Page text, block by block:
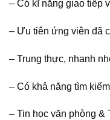
– Có kĩ năng giao tiếp
– Ưu tiên ứng viên đã
– Trung thực, nhanh
– Có khả năng tìm
– Tin học văn phòng &